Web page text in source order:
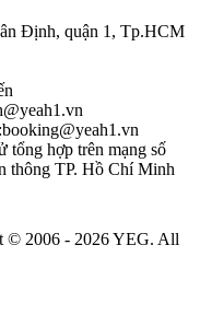
Định, quận 1, Tp.HCM
booking@yeah1.vn
tổng hợp trên mạng số
thông TP. Hồ Chí Minh
© 2006 - 2026 YEG. All